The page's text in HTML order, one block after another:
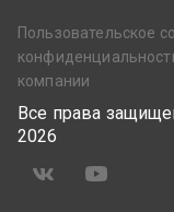
Пользовательское
компании
Все права
2026